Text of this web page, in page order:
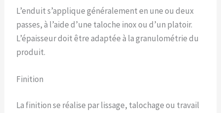
L’enduit s’applique généralement en une ou deux
passes, à l’aide d’une taloche inox ou d’un platoir.
L’épaisseur doit être adaptée à la granulométrie du
produit.
Finition
La finition se réalise par lissage, talochage ou travail